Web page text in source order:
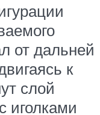
от дальней
к
слой
иголками